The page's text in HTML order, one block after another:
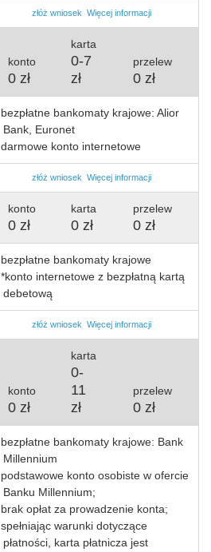
złóż wniosek Więcej informacji
konto
0 zł
karta
0-7
zł
przelew
0 zł
bezpłatne bankomaty krajowe: Alior
Bank, Euronet
darmowe konto internetowe
złóż wniosek Więcej informacji
konto
0 zł
karta
0 zł
przelew
0 zł
bezpłatne bankomaty krajowe
*konto internetowe z bezpłatną kartą
debetową
złóż wniosek Więcej informacji
konto
0 zł
karta
0-
11
zł
przelew
0 zł
bezpłatne bankomaty krajowe: Bank
Millennium
podstawowe konto osobiste w ofercie
Banku Millennium;
brak opłat za prowadzenie konta;
spełniając warunki dotyczące
płatności, karta płatnicza jest